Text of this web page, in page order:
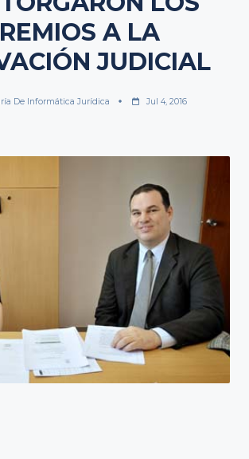
A LA
JUDICIAL
De Informática Jurídica Jul 4, 2016